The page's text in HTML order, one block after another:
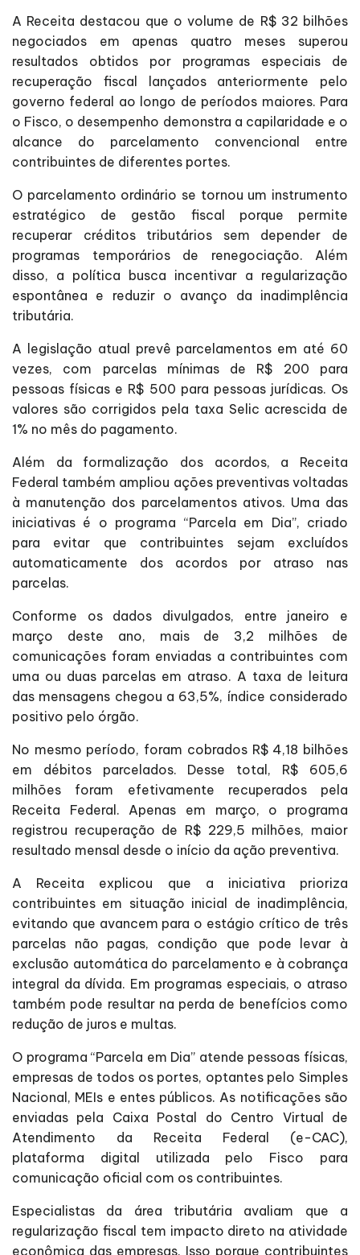
A Receita destacou que o volume de R$ 32 bilhões
negociados em apenas quatro meses superou
resultados obtidos por programas especiais de
recuperação fiscal lançados anteriormente pelo
governo federal ao longo de períodos maiores. Para
o Fisco, o desempenho demonstra a capilaridade e o
alcance do parcelamento convencional entre
contribuintes de diferentes portes.
O parcelamento ordinário se tornou um instrumento
estratégico de gestão fiscal porque permite
recuperar créditos tributários sem depender de
programas temporários de renegociação. Além
disso, a política busca incentivar a regularização
espontânea e reduzir o avanço da inadimplência
tributária.
A legislação atual prevê parcelamentos em até 60
vezes, com parcelas mínimas de R$ 200 para
pessoas físicas e R$ 500 para pessoas jurídicas. Os
valores são corrigidos pela taxa Selic acrescida de
1% no mês do pagamento.
Além da formalização dos acordos, a Receita
Federal também ampliou ações preventivas voltadas
à manutenção dos parcelamentos ativos. Uma das
iniciativas é o programa “Parcela em Dia”, criado
para evitar que contribuintes sejam excluídos
automaticamente dos acordos por atraso nas
parcelas.
Conforme os dados divulgados, entre janeiro e
março deste ano, mais de 3,2 milhões de
comunicações foram enviadas a contribuintes com
uma ou duas parcelas em atraso. A taxa de leitura
das mensagens chegou a 63,5%, índice considerado
positivo pelo órgão.
No mesmo período, foram cobrados R$ 4,18 bilhões
em débitos parcelados. Desse total, R$ 605,6
milhões foram efetivamente recuperados pela
Receita Federal. Apenas em março, o programa
registrou recuperação de R$ 229,5 milhões, maior
resultado mensal desde o início da ação preventiva.
A Receita explicou que a iniciativa prioriza
contribuintes em situação inicial de inadimplência,
evitando que avancem para o estágio crítico de três
parcelas não pagas, condição que pode levar à
exclusão automática do parcelamento e à cobrança
integral da dívida. Em programas especiais, o atraso
também pode resultar na perda de benefícios como
redução de juros e multas.
O programa “Parcela em Dia” atende pessoas físicas,
empresas de todos os portes, optantes pelo Simples
Nacional, MEIs e entes públicos. As notificações são
enviadas pela Caixa Postal do Centro Virtual de
Atendimento da Receita Federal (e-CAC),
plataforma digital utilizada pelo Fisco para
comunicação oficial com os contribuintes.
Especialistas da área tributária avaliam que a
regularização fiscal tem impacto direto na atividade
econômica das empresas. Isso porque contribuintes